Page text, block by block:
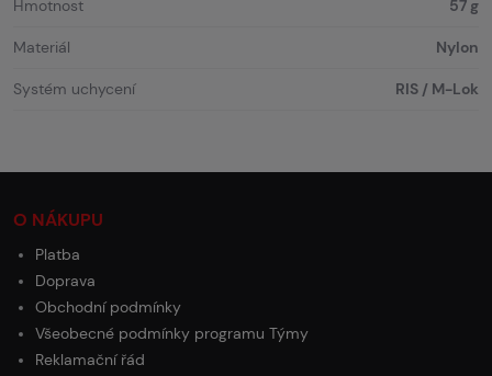
Hmotnost 57 g
Materiál Nylon
Systém uchycení RIS / M-Lok
O NÁKUPU
Platba
Doprava
Obchodní podmínky
Všeobecné podmínky programu Týmy
Reklamační řád